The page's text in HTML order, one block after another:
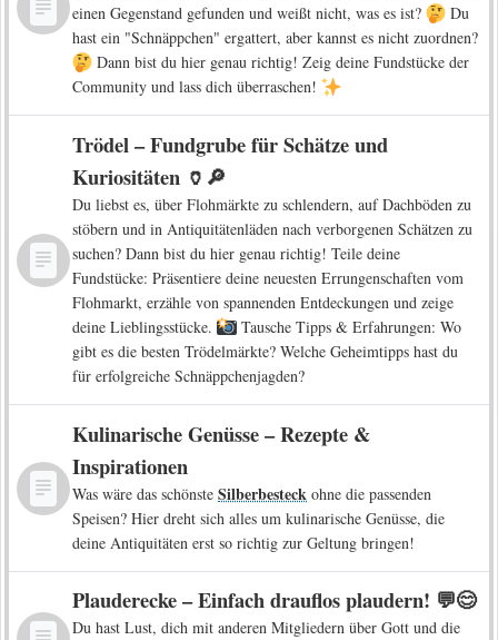
einen Gegenstand gefunden und weißt nicht, was es ist?
Du
hast ein "Schnäppchen" ergattert, aber kannst es nicht zuordnen?
Dann bist du hier genau richtig! Zeig deine Fundstücke der
Community und lass dich überraschen!
Trödel – Fundgrube für Schätze und
Kuriositäten 🏺🔎
Du liebst es, über Flohmärkte zu schlendern, auf Dachböden zu
stöbern und in Antiquitätenläden nach verborgenen Schätzen zu
suchen? Dann bist du hier genau richtig! Teile deine
Fundstücke: Präsentiere deine neuesten Errungenschaften vom
Flohmarkt, erzähle von spannenden Entdeckungen und zeige
deine Lieblingsstücke.
Tausche Tipps & Erfahrungen: Wo
gibt es die besten Trödelmärkte? Welche Geheimtipps hast du
für erfolgreiche Schnäppchenjagden?
Kulinarische Genüsse – Rezepte &
Inspirationen
Was wäre das schönsteSilberbesteck ohne die passenden
Speisen? Hier dreht sich alles um kulinarische Genüsse, die
deine Antiquitäten erst so richtig zur Geltung bringen!
Plauderecke – Einfach drauflos plaudern! 💬😊
Du hast Lust, dich mit anderen Mitgliedern über Gott und die